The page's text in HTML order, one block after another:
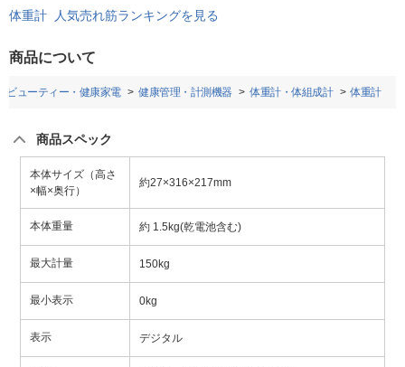
体重計 人気売れ筋ランキングを見る
商品について
ビューティー・健康家電 健康管理・計測機器 体重計・体組成計 体重計
商品スペック
本体サイズ（高さ
×幅×奥行）
約27×316×217mm
本体重量 約 1.5kg(乾電池含む)
最大計量 150kg
最小表示 0kg
表示 デジタル